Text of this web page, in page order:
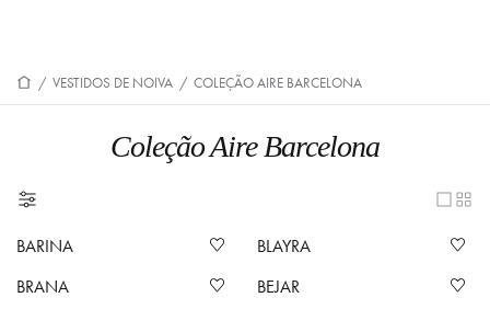
/ VESTIDOS DE NOIVA / COLEÇÃO AIRE BARCELONA
Coleção Aire Barcelona
BARINA
BLAYRA
BRANA
BEJAR